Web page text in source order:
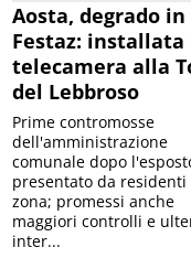
Aosta, degrado in
Festaz: installata
telecamera alla
del Lebbroso
Prime contromosse
dell'amministrazione
comunale dopo
presentato da residenti
zona; promessi anche
maggiori controlli e
inter...